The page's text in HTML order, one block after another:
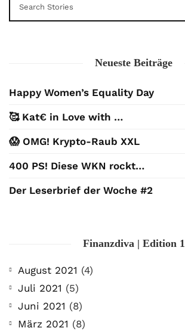
Neueste Beiträge
Happy Women’s Equality Day
🥰 Kat€ in Love with …
😱 OMG! Krypto-Raub XXL
400 PS! Diese WKN rockt…
Der Leserbrief der Woche #2
Finanzdiva | Edition 1
August 2021 (4)
Juli 2021 (5)
Juni 2021 (8)
März 2021 (8)